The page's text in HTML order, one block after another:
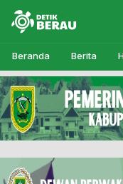
Detikberau.com
Media Diskusi Rakyat
Beranda Berita